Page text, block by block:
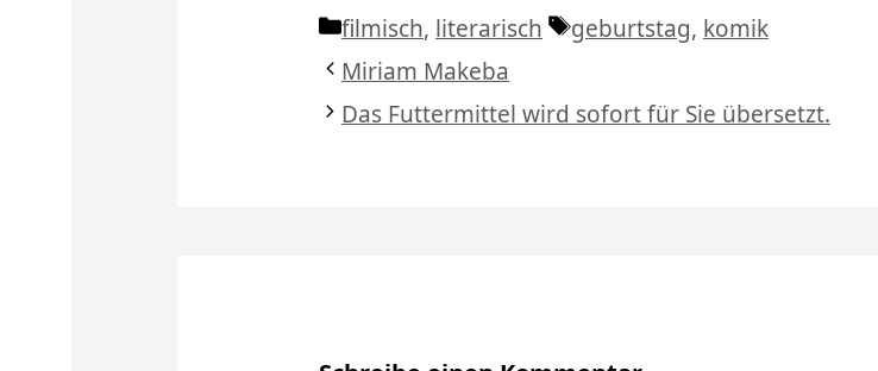
Kategorien
filmisch, literarisch Schlagwörter
geburtstag, komik
Miriam Makeba
Das Futtermittel wird sofort für Sie übersetzt.